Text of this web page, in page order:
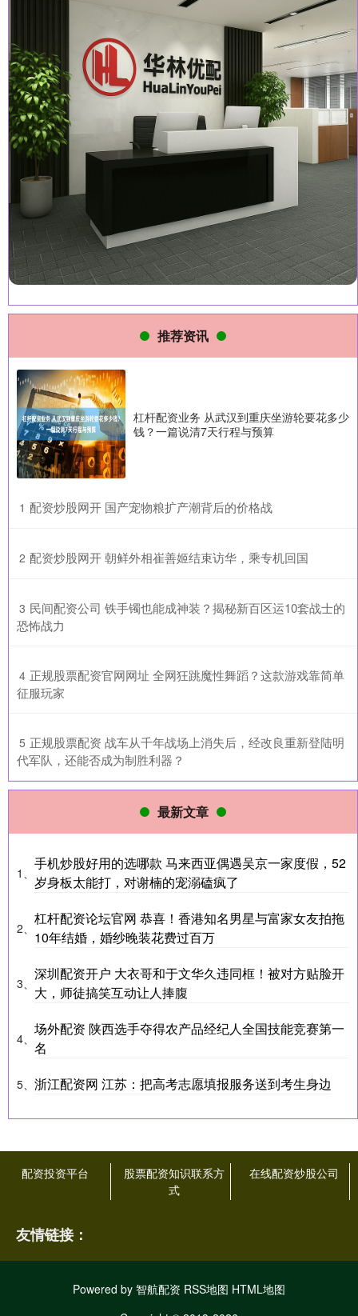
推荐资讯
杠杆配资业务 从武汉到重庆坐游轮要花多少
钱？一篇说清7天行程与预算
1 ​配资炒股网开 国产宠物粮扩产潮背后的价格战
2 ​配资炒股网开 朝鲜外相崔善姬结束访华，乘专机回国
3 ​民间配资公司 铁手镯也能成神装？揭秘新百区运10套战士的
恐怖战力
4 ​正规股票配资官网网址 全网狂跳魔性舞蹈？这款游戏靠简单
征服玩家
5 ​正规股票配资 战车从千年战场上消失后，经改良重新登陆明
代军队，还能否成为制胜利器？
最新文章
1、
手机炒股好用的选哪款 马来西亚偶遇吴京一家度假，52
岁身板太能打，对谢楠的宠溺磕疯了
2、
杠杆配资论坛官网 恭喜！香港知名男星与富家女友拍拖
10年结婚，婚纱晚装花费过百万
3、
深圳配资开户 大衣哥和于文华久违同框！被对方贴脸开
大，师徒搞笑互动让人捧腹
4、
场外配资 陕西选手夺得农产品经纪人全国技能竞赛第一
名
5、 浙江配资网 江苏：把高考志愿填报服务送到考生身边
配资投资平台
股票配资知识联系方
式
在线配资炒股公司
友情链接：
Powered by 智航配资 RSS地图 HTML地图